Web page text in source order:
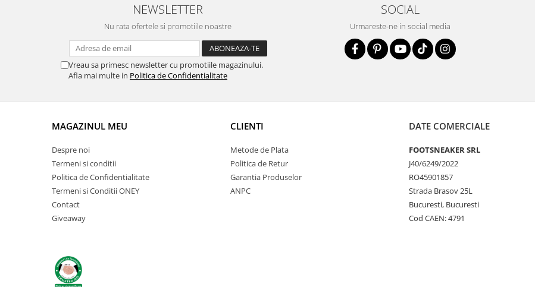
NEWSLETTER
Nu rata ofertele si promotiile noastre
Vreau sa primesc newsletter cu promotiile magazinului.
Afla mai multe in Politica de Confidentialitate
SOCIAL
Urmareste-ne in social media
MAGAZINUL MEU
Despre noi
Termeni si conditii
Politica de Confidentialitate
Termeni si Conditii ONEY
Contact
Giveaway
CLIENTI
Metode de Plata
Politica de Retur
Garantia Produselor
ANPC
DATE COMERCIALE
FOOTSNEAKER SRL
J40/6249/2022
RO45901857
Strada Brasov 25L
Bucuresti, Bucuresti
Cod CAEN: 4791